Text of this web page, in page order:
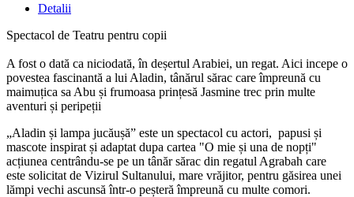
Detalii
Spectacol de Teatru pentru copii
A fost o dată ca niciodată, în deșertul Arabiei, un regat. Aici incepe o
povestea fascinantă a lui Aladin, tânărul sărac care împreună cu
maimuțica sa Abu și frumoasa prințesă Jasmine trec prin multe
aventuri și peripeții
„Aladin și lampa jucăușă” este un spectacol cu actori, papusi și
mascote inspirat și adaptat dupa cartea "O mie și una de nopți"
acțiunea centrându-se pe un tânăr sărac din regatul Agrabah care
este solicitat de Vizirul Sultanului, mare vrăjitor, pentru găsirea unei
lămpi vechi ascunsă într-o peșteră împreună cu multe comori.